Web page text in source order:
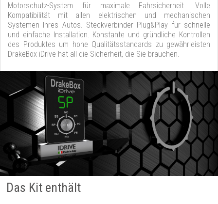
Motorschutz-System für maximale Fahrsicherheit. Volle
Kompatibilität mit allen elektrischen und mechanischen
Systemen Ihres Autos. Steckverbinder Plug&Play für schnelle
und einfache Installation. Konstante und gründliche Kontrollen
des Produktes um hohe Qualitätsstandards zu gewährleisten
DrakeBox iDrive hat all die Sicherheit, die Sie brauchen.
Das Kit enthält